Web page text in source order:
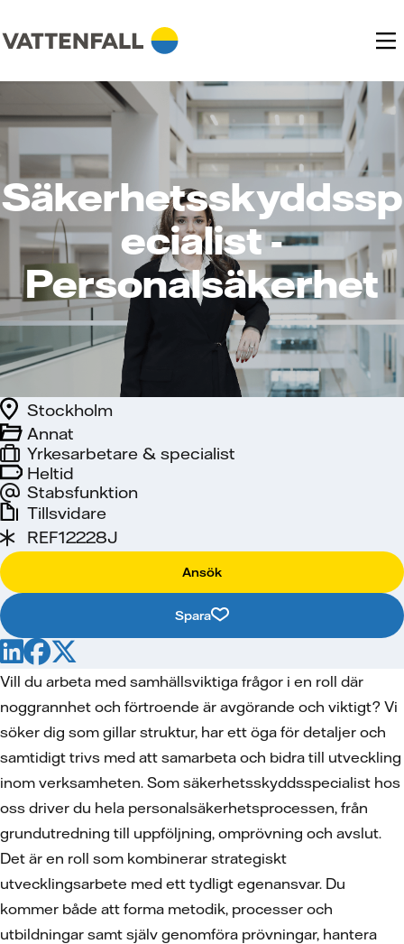
Säkerhetsskyddssp
ecialist -
Personalsäkerhet
Heltid
Stabsfunktion
Stockholm
Yrkesarbetare & specialist
Annat
Tillsvidare
REF12228J
Ansök
Spara
Vill du arbeta med samhällsviktiga frågor i en roll där
noggrannhet och förtroende är avgörande och viktigt? Vi
söker dig som gillar struktur, har ett öga för detaljer och
samtidigt trivs med att samarbeta och bidra till utveckling
inom verksamheten. Som säkerhetsskyddsspecialist hos
oss driver du hela personalsäkerhetsprocessen, från
grundutredning till uppföljning, omprövning och avslut.
Det är en roll som kombinerar strategiskt
utvecklingsarbete med ett tydligt egenansvar. Du
kommer både att forma metodik, processer och
utbildningar samt själv genomföra prövningar, hantera